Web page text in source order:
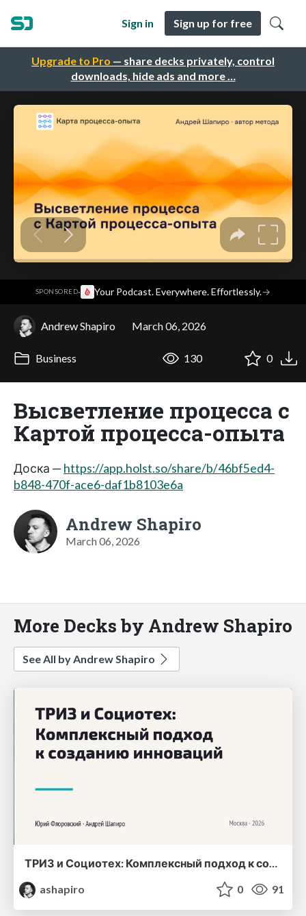
Upgrade to Pro — share decks privately, control
downloads, hide ads and more …
Sign in Sign up for free
SPONSORED· Your Podcast. Everywhere. Effortlessly.→
Andrew Shapiro March 06, 2026
Business 130 0
Высветление процесса с
Картой процесса-опыта
Доска — https://app.holst.so/share/b/46bf5ed4-
b848-470f-ace6-daf1b8103e6a
Andrew Shapiro
March 06, 2026
More Decks by Andrew Shapiro
See All by Andrew Shapiro
ТРИЗ и Социотех: Комплексный подход к созданию инноваций
ashapiro
0 91